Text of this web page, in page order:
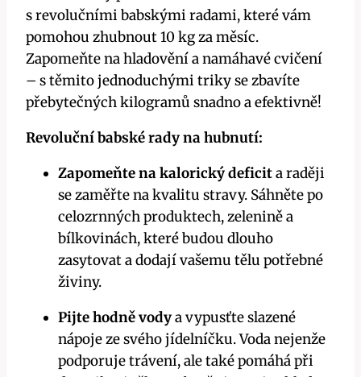
s ​revolučními babskými radami, které ⁣vám
pomohou zhubnout 10 kg za měsíc.
Zapomeňte ⁣na hladovění a ⁤namáhavé cvičení
– ​s těmito jednoduchými triky se zbavíte
přebytečných kilogramů snadno a efektivně!
Revoluční babské ‍rady na ⁤hubnutí:
Zapomeňte na kalorický‌ deficita raději
se zaměřte na kvalitu stravy. Sáhněte⁣ po
‌celozrnných produktech, ​zelenině⁣ a
bílkovinách, které budou ⁢dlouho
zasytovat a dodají vašemu ​tělu ⁤potřebné
živiny.
Pijte​ hodně⁣ vodya vypusťte slazené⁤
nápoje ze⁤ svého jídelníčku. Voda ⁢nejenže
podporuje trávení, ⁤ale také ‌pomáhá ⁢při